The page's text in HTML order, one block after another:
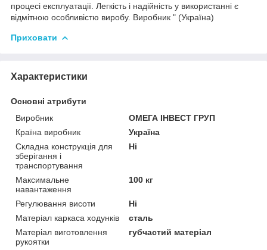
процесі експлуатації. Легкість і надійність у використанні є
відмітною особливістю виробу. Виробник " (Україна)
Приховати
Характеристики
Основні атрибути
Виробник
ОМЕГА ІНВЕСТ ГРУП
Країна виробник
Україна
Складна конструкція для
зберігання і
транспортування
Ні
Максимальне
навантаження
100 кг
Регулювання висоти
Ні
Матеріал каркаса ходунків
сталь
Матеріал виготовлення
рукоятки
губчастий матеріал